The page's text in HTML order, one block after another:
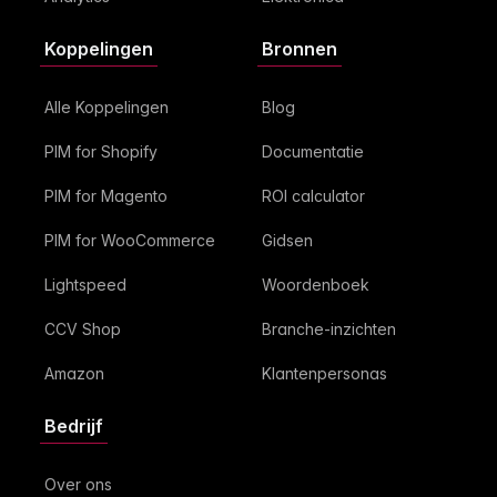
Koppelingen
Alle Koppelingen
PIM for Shopify
PIM for Magento
PIM for WooCommerce
Lightspeed
CCV Shop
Amazon
Bronnen
Blog
Documentatie
ROI calculator
Gidsen
Woordenboek
Branche-inzichten
Klantenpersonas
Bedrijf
Over ons